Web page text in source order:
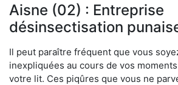
Aisne (02) : Entreprise
désinsectisation
Il peut paraître fréquent que vous
inexpliquées au cours de vos
votre lit. Ces piqûres que vous ne